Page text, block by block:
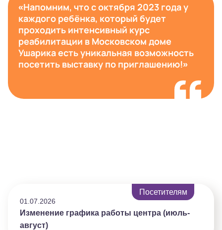
«Напомним, что с октября 2023 года у
каждого ребёнка, который будет
проходить интенсивный курс
реабилитации в Московском доме
Ушарика есть уникальная возможность
посетить выставку по приглашению!»
Посетителям
01.07.2026
Изменение графика работы центра (июль-
август)